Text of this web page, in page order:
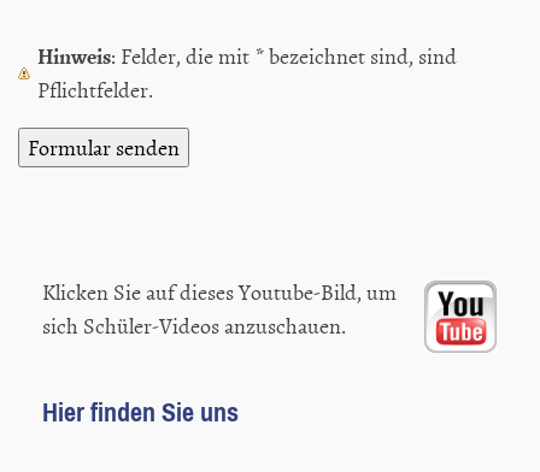
Hinweis : Felder, die mit *bezeichnet sind, sind
Pflichtfelder.
Klicken Sie auf dieses Youtube-Bild, um
sich Schüler-Videos anzuschauen.
Hier finden Sie uns